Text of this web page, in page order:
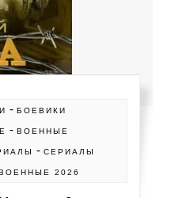
- БОЕВИКИ
- ВОЕННЫЕ
- СЕРИАЛЫ
2026